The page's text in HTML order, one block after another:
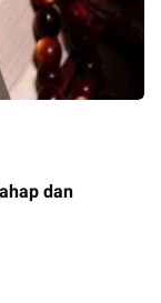
dan